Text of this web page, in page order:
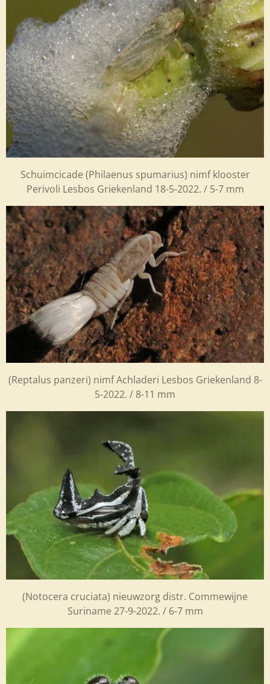
Schuimcicade (Philaenus spumarius) nimf klooster
Perivoli Lesbos Griekenland 18-5-2022. / 5-7 mm
(Reptalus panzeri) nimf Achladeri Lesbos Griekenland 8-
5-2022. / 8-11 mm
(Notocera cruciata) nieuwzorg distr. Commewijne
Suriname 27-9-2022. / 6-7 mm